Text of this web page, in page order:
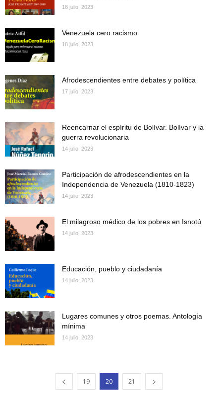
18 julio, 2023
Venezuela cero racismo
18 julio, 2023
Afrodescendientes entre debates y política
17 julio, 2023
Reencarnar el espíritu de Bolívar. Bolívar y la
guerra revolucionaria
14 julio, 2023
Participación de afrodescendientes en la
Independencia de Venezuela (1810-1823)
14 julio, 2023
El milagroso médico de los pobres en Isnotú
14 julio, 2023
Educación, pueblo y ciudadanía
14 julio, 2023
Lugares comunes y otros poemas. Antología
mínima
14 julio, 2023
19 20 21